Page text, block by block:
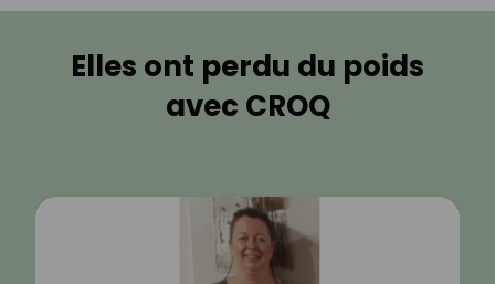
Elles ont perdu du poids
avec CROQ